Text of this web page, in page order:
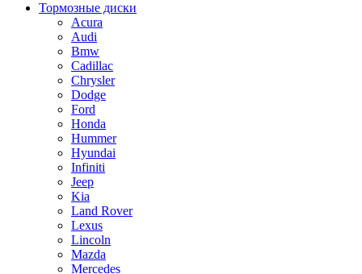
Тормозные диски
Acura
Audi
Bmw
Cadillac
Chrysler
Dodge
Ford
Honda
Hummer
Hyundai
Infiniti
Jeep
Kia
Land Rover
Lexus
Lincoln
Mazda
Mercedes